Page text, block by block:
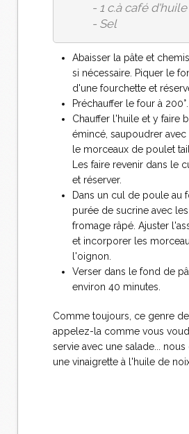
- 1 c.à café
- Sel
Abaisser la pâte et
si nécessaire. Piquer le
d'une fourchette et
Préchauffer le four à 200°.
Chauffer l'huile et y faire
émincé, saupoudrer
le morceaux de poulet
Les faire revenir dans le
et réserver.
Dans un cul de poule au
purée de sucrine avec
fromage râpé. Ajuster
et incorporer les
l'oignon.
Verser dans le fond de
environ 40 minutes.
Comme toujours, ce genre
appelez-la comme vous
servie avec une salade...
une vinaigrette à l'huile de